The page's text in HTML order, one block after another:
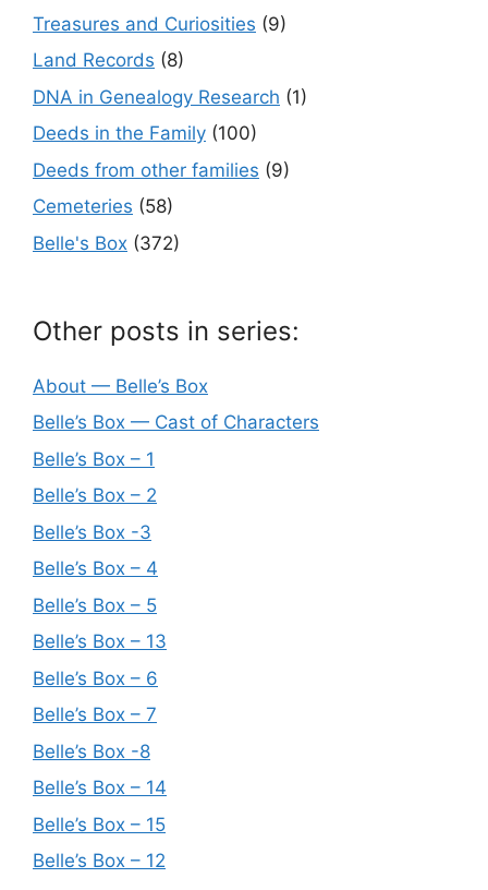
Treasures and Curiosities (9)
Land Records (8)
DNA in Genealogy Research (1)
Deeds in the Family (100)
Deeds from other families (9)
Cemeteries (58)
Belle's Box (372)
Other posts in series:
About — Belle’s Box
Belle’s Box — Cast of Characters
Belle’s Box – 1
Belle’s Box – 2
Belle’s Box -3
Belle’s Box – 4
Belle’s Box – 5
Belle’s Box – 13
Belle’s Box – 6
Belle’s Box – 7
Belle’s Box -8
Belle’s Box – 14
Belle’s Box – 15
Belle’s Box – 12